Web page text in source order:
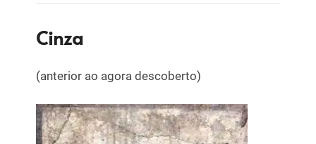
Cinza
(anterior ao agora descoberto)